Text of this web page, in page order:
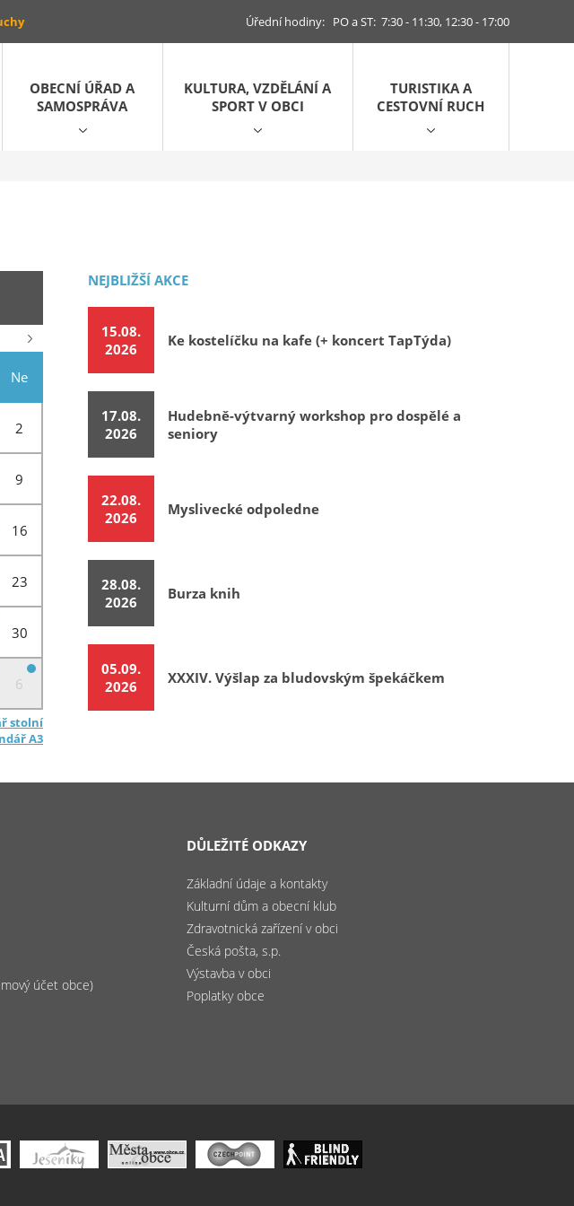
Úřední hodiny: PO a ST: 7:30 - 11:30, 12:30 - 17:00
OBECNÍ ÚŘAD A
SAMOSPRÁVA
KULTURA, VZDĚLÁNÍ A
SPORT V OBCI
TURISTIKA A
CESTOVNÍ RUCH
Ne
2
9
16
23
30
6
stolní
A3
NEJBLIŽŠÍ AKCE
15.08.
2026
Ke kostelíčku na kafe (+ koncert TapTýda)
17.08.
2026
Hudebně-výtvarný workshop pro dospělé a
seniory
22.08.
2026
Myslivecké odpoledne
28.08.
2026
Burza knih
05.09.
2026
XXXIV. Výšlap za bludovským špekáčkem
účet obce)
DŮLEŽITÉ ODKAZY
Základní údaje a kontakty
Kulturní dům a obecní klub
Zdravotnická zařízení v obci
Česká pošta, s.p.
Výstavba v obci
Poplatky obce